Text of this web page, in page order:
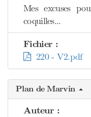
Mes excuses
coquilles...
Fichier :
220 - V2.pdf
Plan de Marvin
Auteur :